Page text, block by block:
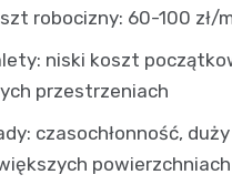
robocizny: 60-100
niski koszt
przestrzeniach
czasochłonność,
powierzchniach